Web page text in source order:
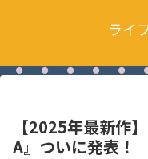
ライ
【2025年最新作
A』ついに発表！